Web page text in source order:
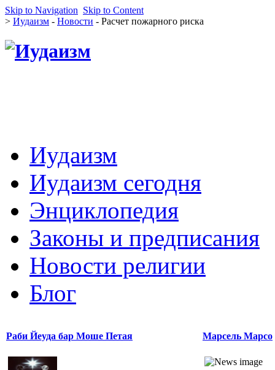
Skip to Navigation Skip to Content
> Иудаизм - Новости - Расчет пожарного риска
Иудаизм
Иудаизм сегодня
Энциклопедия
Законы и предписания
Новости религии
Блог
Раби Йеуда бар Моше Петая Марсель Марсо